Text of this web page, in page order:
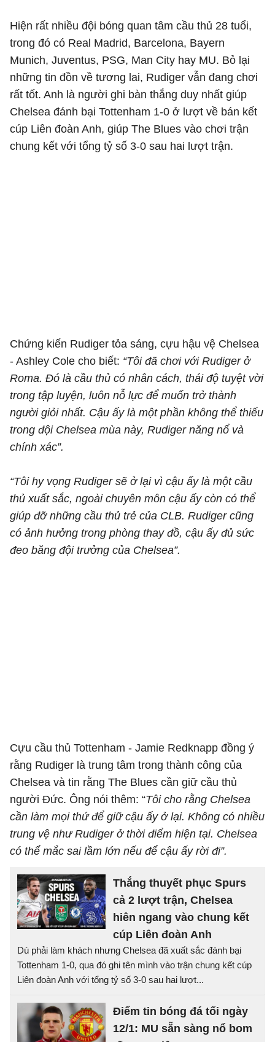
Hiện rất nhiều đội bóng quan tâm cầu thủ 28 tuổi,
trong đó có Real Madrid, Barcelona, Bayern
Munich, Juventus, PSG, Man City hay MU. Bỏ lại
những tin đồn về tương lai, Rudiger vẫn đang chơi
rất tốt. Anh là người ghi bàn thắng duy nhất giúp
Chelsea đánh bại Tottenham 1-0 ở lượt về bán kết
cúp Liên đoàn Anh, giúp The Blues vào chơi trận
chung kết với tổng tỷ số 3-0 sau hai lượt trận.
Chứng kiến Rudiger tỏa sáng, cựu hậu vệ Chelsea
- Ashley Cole cho biết: “Tôi đã chơi với Rudiger ở
Roma. Đó là cầu thủ có nhân cách, thái độ tuyệt vời
trong tập luyện, luôn nỗ lực để muốn trở thành
người giỏi nhất. Cậu ấy là một phần không thể thiếu
trong đội Chelsea mùa này, Rudiger năng nổ và
chính xác”.
“Tôi hy vọng Rudiger sẽ ở lại vì cậu ấy là một cầu
thủ xuất sắc, ngoài chuyên môn cậu ấy còn có thể
giúp đỡ những cầu thủ trẻ của CLB. Rudiger cũng
có ảnh hưởng trong phòng thay đồ, cậu ấy đủ sức
đeo băng đội trưởng của Chelsea”.
Cựu cầu thủ Tottenham - Jamie Redknapp đồng ý
rằng Rudiger là trung tâm trong thành công của
Chelsea và tin rằng The Blues cần giữ cầu thủ
người Đức. Ông nói thêm: “Tôi cho rằng Chelsea
cần làm mọi thứ để giữ cậu ấy ở lại. Không có nhiều
trung vệ như Rudiger ở thời điểm hiện tại. Chelsea
có thể mắc sai lầm lớn nếu để cậu ấy rời đi”.
Thắng thuyết phục Spurs
cả 2 lượt trận, Chelsea
hiên ngang vào chung kết
cúp Liên đoàn Anh
Dù phải làm khách nhưng Chelsea đã xuất sắc đánh bại
Tottenham 1-0, qua đó ghi tên mình vào trận chung kết cúp
Liên đoàn Anh với tổng tỷ số 3-0 sau hai lượt...
Điểm tin bóng đá tối ngày
12/1: MU sẵn sàng nổ bom